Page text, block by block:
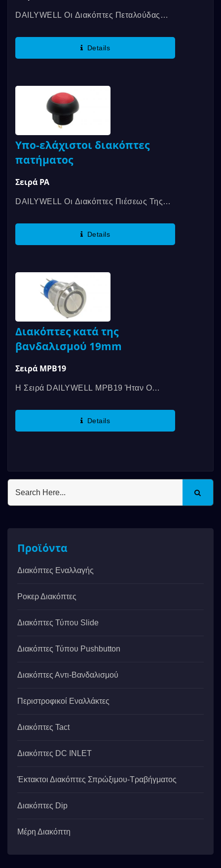
DAILYWELL Οι Διακόπτες Πεταλούδας
Παρουσιάζονται Σε Ένα Πλαστικό
Details
Υπο-ελάχιστοι διακόπτες
πατήματος
Σειρά PA
DAILYWELL Οι Διακόπτες Πιέσεως Της
Οικονομικοί, Στιγμιαίοι,...
Details
Διακόπτες κατά της
βανδαλισμού 19mm
Σειρά MPB19
Η Σειρά DAILYWELL MPB19 Ήταν Ο
Πιστοποιήθηκε Από Το...
Details
Προϊόντα
Διακόπτες Εναλλαγής
Ροκερ Διακόπτες
Διακόπτες Τύπου Slide
Διακόπτες Τύπου Pushbutton
Διακόπτες Αντι-Βανδαλισμού
Περιστροφικοί Εναλλάκτες
Διακόπτες Tact
Διακόπτες DC INLET
Έκτακτοι Διακόπτες Σπρώξιμου-Τραβήγματος
Διακόπτες Dip
Μέρη Διακόπτη